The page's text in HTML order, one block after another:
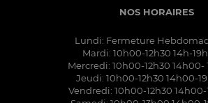
NOS HORAIRES
Lundi: Fermeture
Mardi: 10h00-12h30 14h-
Mercredi: 10h00-12h30 14h00-
Jeudi: 10h00-12h30 14h00-
Vendredi: 10h00-12h30